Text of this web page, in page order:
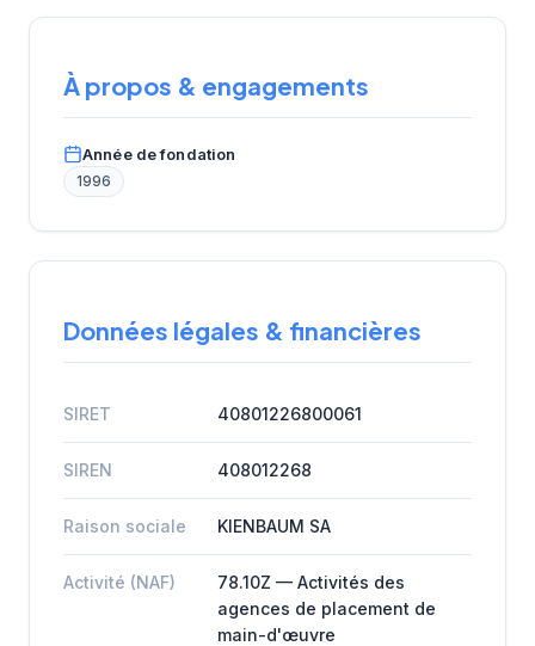
À propos & engagements
Année de fondation
1996
Données légales & financières
SIRET 40801226800061
SIREN 408012268
Raison sociale KIENBAUM SA
Activité (NAF)
78.10Z — Activités des
agences de placement de
main-d'œuvre